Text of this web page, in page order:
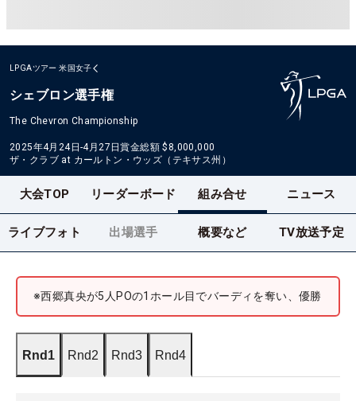
LPGAツアー 米国女子
シェブロン選手権
The Chevron Championship
2025年4月24日-4月27日賞金総額 $8,000,000
ザ・クラブ at カールトン・ウッズ（テキサス州）
大会TOP リーダーボード 組み合せ ニュース
ライブフォト 出場選手 概要など TV放送予定
※西郷真央が5人POの1ホール目でバーディを奪い、優勝
Rnd1 Rnd2 Rnd3 Rnd4